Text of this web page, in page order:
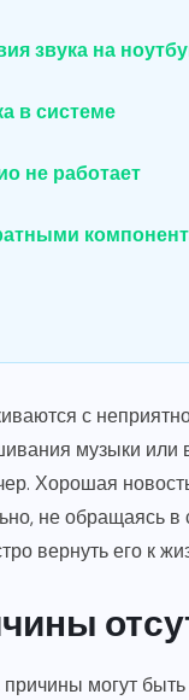
звука на
в системе
не работает
с
музыки или
Хорошая
не обращаясь
вернуть его к
причины могут